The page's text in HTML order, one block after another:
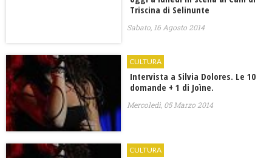
Triscina di Selinunte
Sabato, 16 Agosto 2014
CULTURA
Intervista a Silvia Dolores. Le 10
domande + 1 di Joìne.
Mercoledì, 05 Marzo 2014
CULTURA